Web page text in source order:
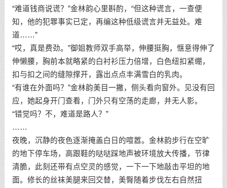
“难道钱商说谎？”金林韵心里斟酌，“但这种谎言，一查便
知，他的犯罪事实已定，再编这种低级谎言并无益处。难
道……”
“哎，真是费劲。”御姐教师双手高举，伸腰挺胸，惬意得伸了
伸懒腰，胸前本就略紧的白衬衫压力倍增，白色纽扣紧绷，
扣与扣之间的缝隙撑开，露出点点丰满雪白的乳肉。
“有谁在外面吗？”金林韵美目一撇，侧头看向窗外。见没有回
应，她起身开门查看，门外只有空荡的走廊，并无人影。
“错觉吗？不，难道是路人？”
……
夜晚，沉静的夜色逐渐掩盖白日的喧嚣。金林韵步行在空旷
的地下停车场，高跟鞋的哒哒踩地声被环境放大传播，节律
清脆，此刻还带有点空灵的感觉，一下一下地敲击平坦的地
面。修长的丝袜美腿来回交替，美臀随着步伐左右自然扭